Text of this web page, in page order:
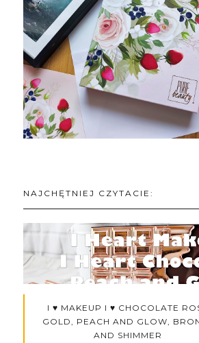
NAJCHĘTNIEJ CZYTACIE:
I ♥ MAKEUP I ♥ CHOCOLATE
GOLD, PEACH AND GLOW,
AND SHIMMER